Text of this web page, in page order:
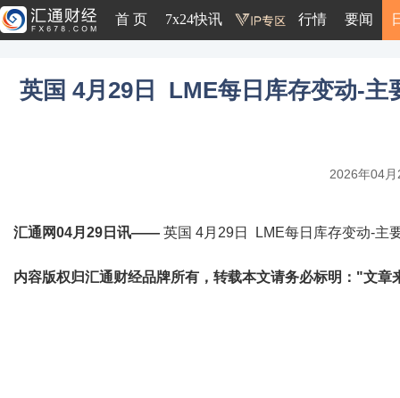
首 页 7x24快讯 行情 要闻
英国 4月29日 LME每日库存变动-
2026年04
汇通网04月29日讯—— 英国 4月29日 LME每日库存变动-主
内容版权归汇通财经品牌所有，转载本文请务必标明："文章